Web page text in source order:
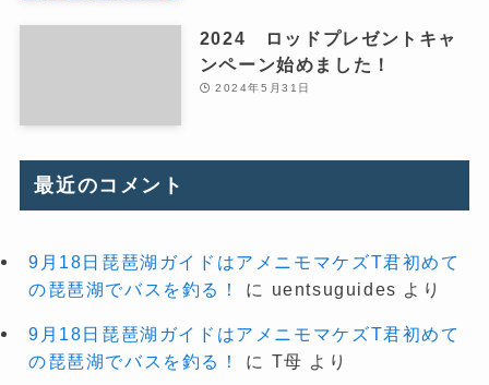
2024 ロッドプレゼントキャ
ンペーン始めました！
2024年5月31日
最近のコメント
9月18日琵琶湖ガイドはアメニモマケズT君初めて
の琵琶湖でバスを釣る！
に uentsuguides より
9月18日琵琶湖ガイドはアメニモマケズT君初めて
の琵琶湖でバスを釣る！
に T母 より